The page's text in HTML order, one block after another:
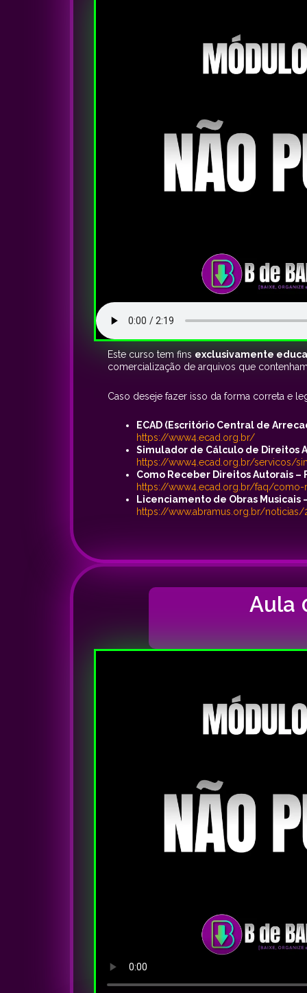
Este curso tem fins exclusivamente
comercialização de arquivos que
Caso deseje fazer isso da forma correta e
ECAD (Escritório Central de
https://www4.ecad.org.br/
Simulador de Cálculo de Direitos
https://www4.ecad.org.br/servicos/
Como Receber Direitos Autorais –
https://www4.ecad.org.br/faq/
Licenciamento de Obras Musicais
https://www.abramus.org.br/
Aula